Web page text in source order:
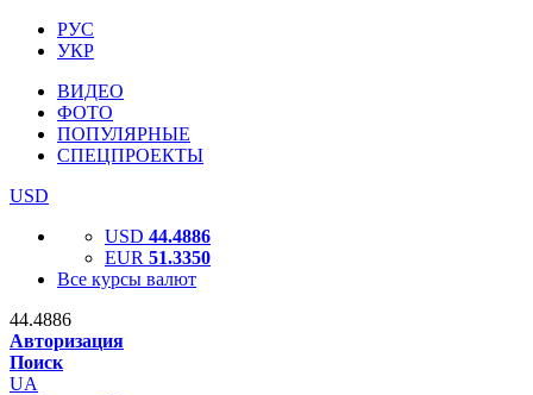
РУС
УКР
ВИДЕО
ФОТО
ПОПУЛЯРНЫЕ
СПЕЦПРОЕКТЫ
USD
USD 44.4886
EUR 51.3350
Все курсы валют
44.4886
Авторизация
Поиск
UA